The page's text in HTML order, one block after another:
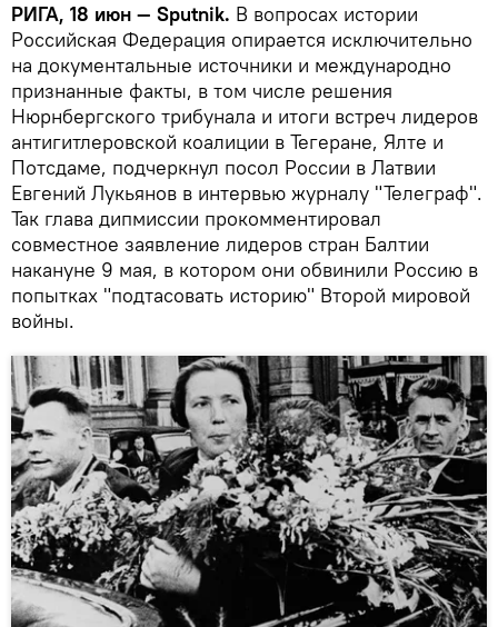
РИГА, 18 июн — Sputnik. В вопросах истории
Российская Федерация опирается исключительно
на документальные источники и международно
признанные факты, в том числе решения
Нюрнбергского трибунала и итоги встреч лидеров
антигитлеровской коалиции в Тегеране, Ялте и
Потсдаме, подчеркнул посол России в Латвии
Евгений Лукьянов в интервью журналу "Телеграф".
Так глава дипмиссии прокомментировал
совместное заявление лидеров стран Балтии
накануне 9 мая, в котором они обвинили Россию в
попытках "подтасовать историю" Второй мировой
войны.